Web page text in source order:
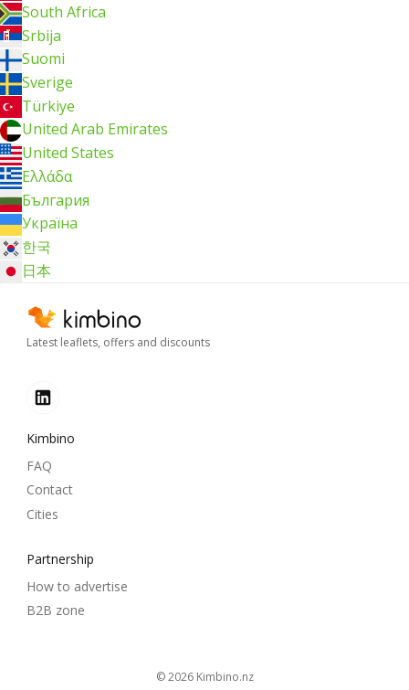
South Africa
Srbija
Suomi
Sverige
Türkiye
United Arab Emirates
United States
Ελλάδα
България
Україна
한국
日本
Latest leaflets, offers and discounts
Kimbino
FAQ
Contact
Cities
Partnership
How to advertise
B2B zone
© 2026 kimbino.nz